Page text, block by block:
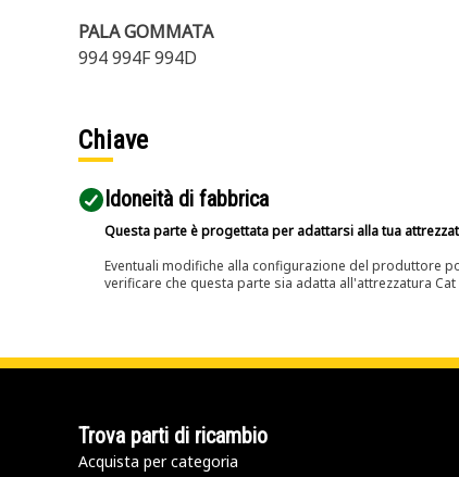
PALA GOMMATA
994 994F 994D
Chiave
Idoneità di fabbrica
Questa parte è progettata per adattarsi alla tua
Eventuali modifiche alla configurazione del produttore
verificare che questa parte sia adatta all'attrezzatura
Trova parti di ricambio
Acquista per categoria